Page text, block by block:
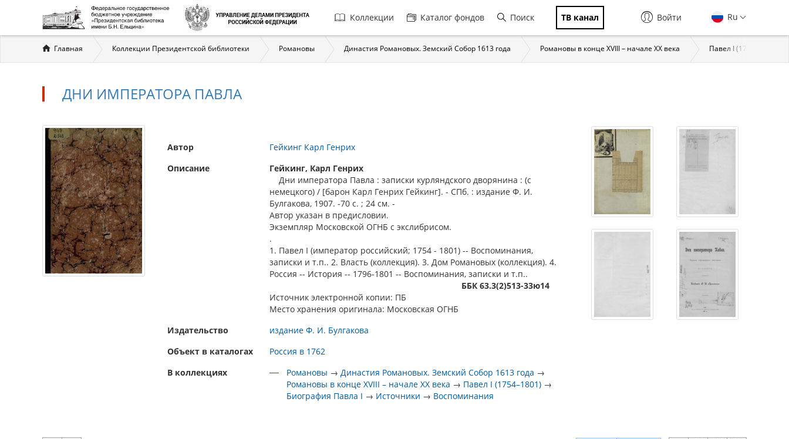
Главная
навигация
Коллекции Каталог фондов Поиск ТВ канал Ru
Войти
Вы
здесь
Главная Коллекции Президентской библиотеки Романовы Династия Романовых. Земский Собор 1613 года Романовы в конце XVIII – начале XX века Павел I (1754–1801)
ДНИ ИМПЕРАТОРА ПАВЛА
Автор
Гейкинг Карл Генрих
Описание
Гейкинг, Карл Генрих
Дни императора Павла : записки курляндского дворянина : (с
немецкого) / [барон Карл Генрих Гейкинг]. - СПб. : издание Ф. И.
Булгакова, 1907. -70 с. ; 24 см. -
Автор указан в предисловии.
Экземпляр Московской ОГНБ с экслибрисом.
.
1. Павел I (император российский; 1754 - 1801) -- Воспоминания,
записки и т.п.. 2. Власть (коллекция). 3. Дом Романовых (коллекция). 4.
Россия -- История -- 1796-1801 -- Воспоминания, записки и т.п..
ББК 63.3(2)513-33ю14
Источник электронной копии: ПБ
Место хранения оригинала: Московская ОГНБ
Издательство
издание Ф. И. Булгакова
Объект в каталогах
Россия в 1762
В коллекциях
Романовы →Династия Романовых. Земский Собор 1613 года →
Романовы в конце XVIII – начале XX века → Павел I (1754–1801) →
Биография Павла I → Источники → Воспоминания